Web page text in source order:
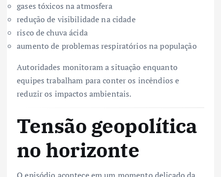
gases tóxicos na atmosfera
redução de visibilidade na cidade
risco de chuva ácida
aumento de problemas respiratórios na população
Autoridades monitoram a situação enquanto
equipes trabalham para conter os incêndios e
reduzir os impactos ambientais.
Tensão geopolítica
no horizonte